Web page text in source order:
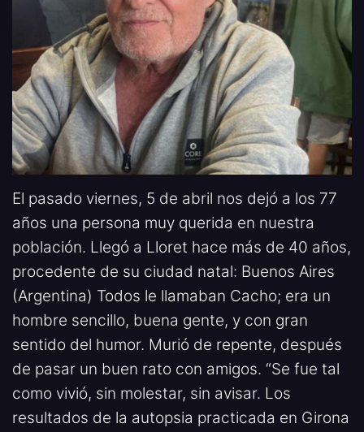
El pasado viernes, 5 de abril nos dejó a los 77
años una persona muy querida en nuestra
población. Llegó a Lloret hace más de 40 años,
procedente de su ciudad natal: Buenos Aires
(Argentina) Todos le llamaban Cacho; era un
hombre sencillo, buena gente, y con gran
sentido del humor. Murió de repente, después
de pasar un buen rato con amigos. “Se fue tal
como vivió, sin molestar, sin avisar. Los
resultados de la autopsia practicada en Girona